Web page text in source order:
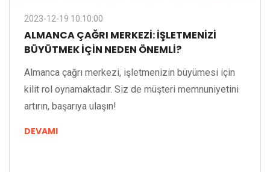
2023-12-19 10:10:00
ALMANCA ÇAĞRI MERKEZI: İŞLETMENIZI
BÜYÜTMEK IÇIN NEDEN ÖNEMLI?
Almanca çağrı merkezi, işletmenizin büyümesi için
kilit rol oynamaktadır. Siz de müşteri memnuniyetini
artırın, başarıya ulaşın!
DEVAMI